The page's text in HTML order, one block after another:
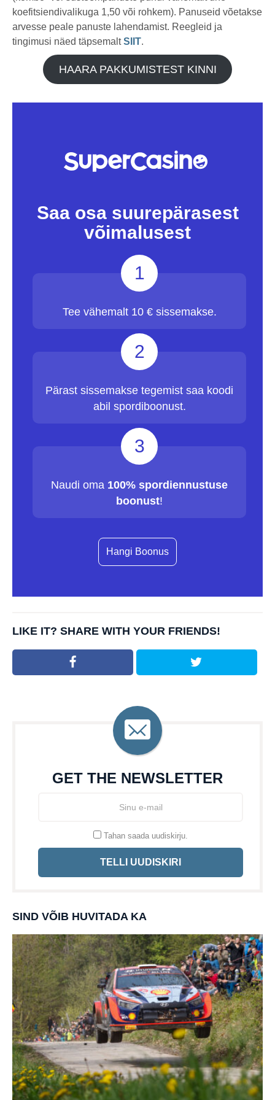
koefitsiendivalikuga 1,50 või rohkem). Panuseid võetakse
arvesse peale panuste lahendamist. Reegleid ja
tingimusi näed täpsemaltSIIT.
HAARA PAKKUMISTEST KINNI
Saa osa suurepärasest
võimalusest
1
Tee vähemalt 10 € sissemakse.
2
Pärast sissemakse tegemist saa koodi
abil spordiboonust.
3
Naudi oma 100% spordiennustuse
boonust!
Hangi Boonus
LIKE IT? SHARE WITH YOUR FRIENDS!
GET THE NEWSLETTER
Tahan saada uudiskirju.
TELLI UUDISKIRI
SIND VÕIB HUVITADA KA